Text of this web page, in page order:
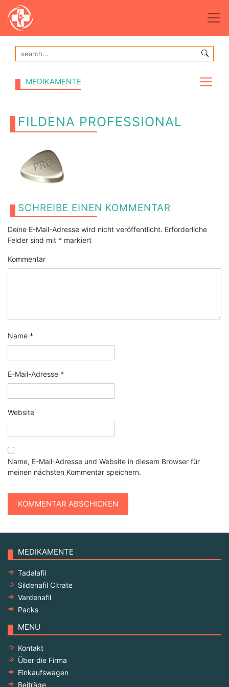
MEDIKAMENTE
FILDENA PROFESSIONAL
SCHREIBE EINEN KOMMENTAR
Deine E-Mail-Adresse wird nicht veröffentlicht. Erforderliche
Felder sind mit * markiert
Kommentar
Name *
E-Mail-Adresse *
Website
Name, E-Mail-Adresse und Website in diesem Browser für
meinen nächsten Kommentar speichern.
MEDIKAMENTE
Tadalafil
Sildenafil Citrate
Vardenafil
Packs
MENU
Kontakt
Über die Firma
Einkaufswagen
Beiträge